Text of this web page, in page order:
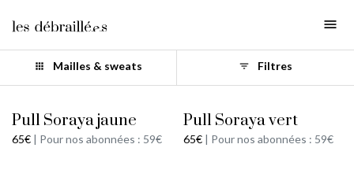
apps Mailles & sweats
clear
Tout
Vide-penderie
Maternité
Mailles & sweats
Vestes
filter_list Filtres
Pull Soraya jaune
65€ | Pour nos abonnées : 59€
Pull Soraya vert
65€| Pour nos abonnées : 59€